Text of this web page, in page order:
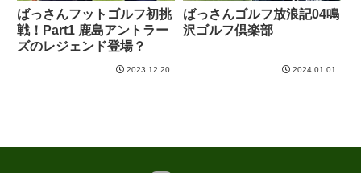
ばっさんフットゴルフ初挑
戦！Part1 鹿島アントラー
ズのレジェンド登場？
2023.12.20
ばっさんゴルフ放浪記04鳴
沢ゴルフ倶楽部
2024.01.01